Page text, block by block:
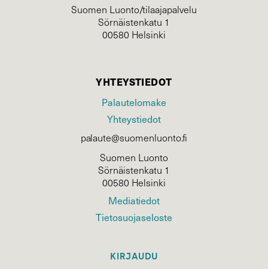
Suomen Luonto/tilaajapalvelu
Sörnäistenkatu 1
00580 Helsinki
YHTEYSTIEDOT
Palautelomake
Yhteystiedot
palaute@suomenluonto.fi
Suomen Luonto
Sörnäistenkatu 1
00580 Helsinki
Mediatiedot
Tietosuojaseloste
KIRJAUDU